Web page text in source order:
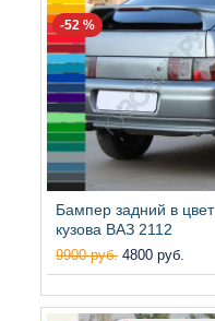
-52 %
Бампер задний в цвет
кузова ВАЗ 2112
9900 руб. 4800 руб.